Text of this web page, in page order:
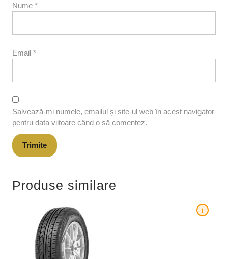
Nume *
Email *
Salvează-mi numele, emailul și site-ul web în acest navigator
pentru data viitoare când o să comentez.
Produse similare
i